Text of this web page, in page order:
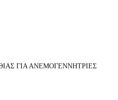
ΓΙΑ ΑΝΕΜΟΓΕΝΝΗΤΡΙΕΣ